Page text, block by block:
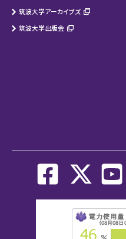
筑波大学アーカイブズ
筑波大学出版会